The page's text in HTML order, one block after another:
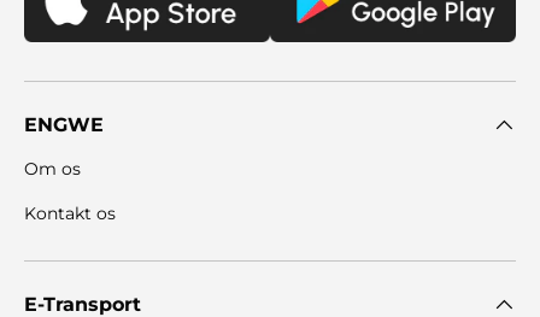
ENGWE
Om os
Kontakt os
E-Transport